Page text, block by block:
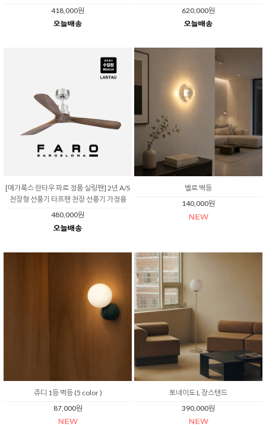
418,000원
620,000원
[메가룩스 란타우 파로 정품 실링팬] 2년 A/S
천장형 선풍기 타프팬 천장 선풍기 가정용
480,000원
벨로 벽등
140,000원
쥬디 1등 벽등 (5 color )
87,000원
토네이도 L 장스탠드
390,000원